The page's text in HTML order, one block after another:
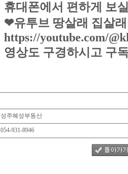
휴대폰에서 편하게 보
❤유투브 땅살래 집살래
https://youtube.com/
영상도 구경하시고 구
성주혜성부동산
054-931-8946